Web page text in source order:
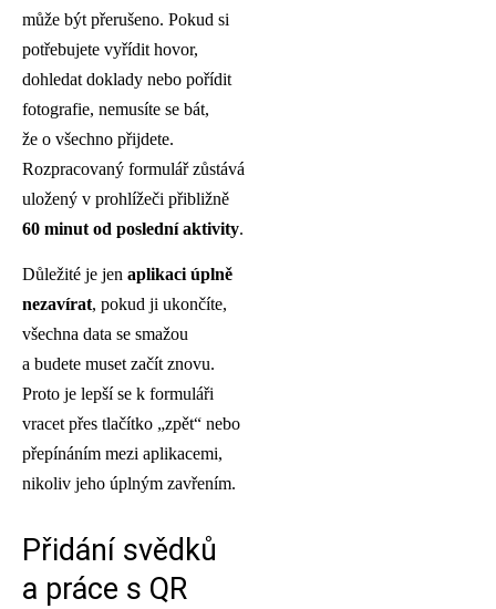
může být přerušeno. Pokud si
potřebujete vyřídit hovor,
dohledat doklady nebo pořídit
fotografie, nemusíte se bát,
že o všechno přijdete.
Rozpracovaný formulář zůstává
uložený v prohlížeči přibližně
60 minut od poslední aktivity.
Důležité je jen aplikaci úplně
nezavírat, pokud ji ukončíte,
všechna data se smažou
a budete muset začít znovu.
Proto je lepší se k formuláři
vracet přes tlačítko „zpět“ nebo
přepínáním mezi aplikacemi,
nikoliv jeho úplným zavřením.
Přidání svědků
a práce s QR